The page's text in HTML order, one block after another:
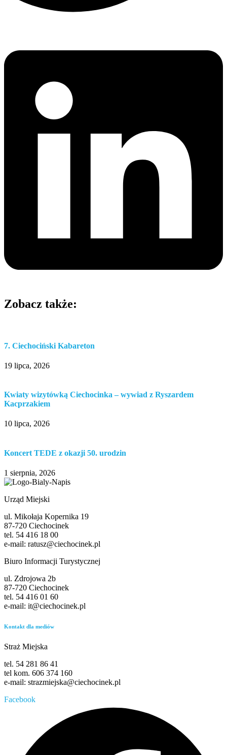
Zobacz także:
7. Ciechociński Kabareton
19 lipca, 2026
Kwiaty wizytówką Ciechocinka – wywiad z Ryszardem
Kacprzakiem
10 lipca, 2026
Koncert TEDE z okazji 50. urodzin
1 sierpnia, 2026
Urząd Miejski
ul. Mikołaja Kopernika 19
87-720 Ciechocinek
tel. 54 416 18 00
e-mail: ratusz@ciechocinek.pl
Biuro Informacji Turystycznej
ul. Zdrojowa 2b
87-720 Ciechocinek
tel. 54 416 01 60
e-mail: it@ciechocinek.pl
Kontakt dla mediów
Straż Miejska
tel. 54 281 86 41
tel kom. 606 374 160
e-mail: strazmiejska@ciechocinek.pl
Facebook